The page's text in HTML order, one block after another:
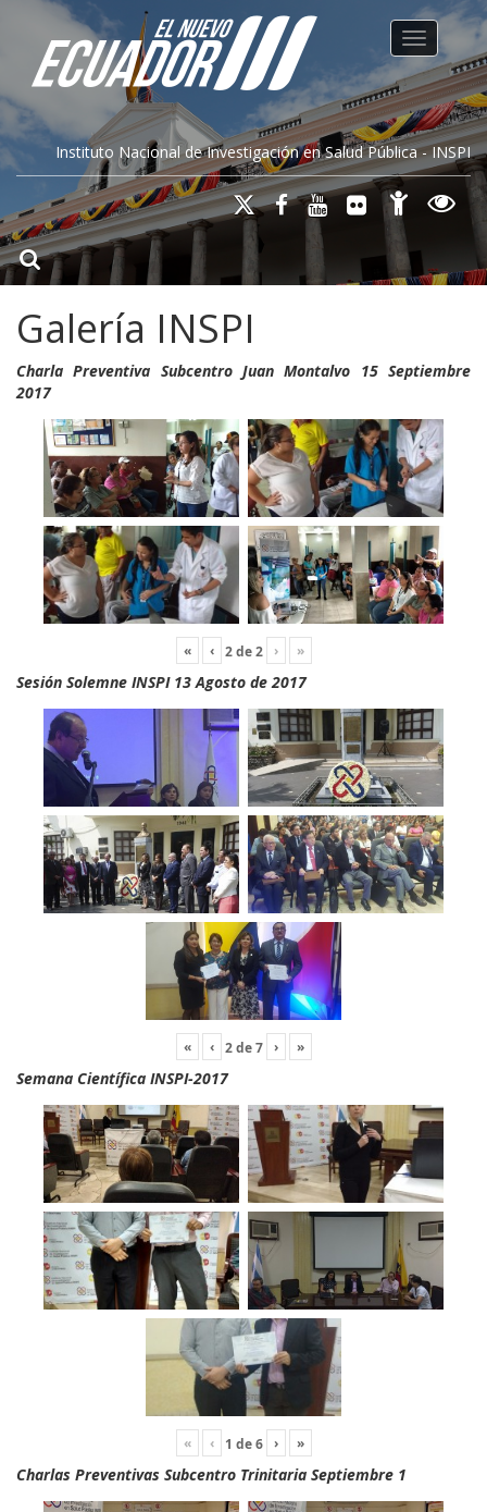
Instituto Nacional de Investigación en Salud Pública - INSPI
Toggle
Galería INSPI
Charla Preventiva Subcentro Juan Montalvo 15 Septiembre
2017
« ‹ 2de2 › »
Sesión Solemne INSPI 13 Agosto de 2017
« ‹ 2de7 › »
Semana Científica INSPI-2017
« ‹ 1 de6 › »
Charlas Preventivas Subcentro Trinitaria Septiembre 1